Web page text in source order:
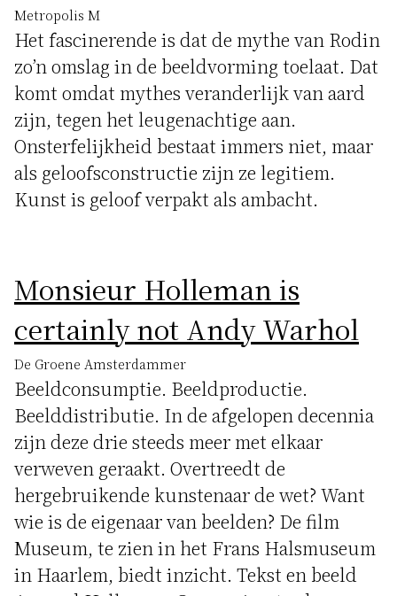
Metropolis M
Het fascinerende is dat de mythe van Rodin
zo’n omslag in de beeldvorming toelaat. Dat
komt omdat mythes veranderlijk van aard
zijn, tegen het leugenachtige aan.
Onsterfelijkheid bestaat immers niet, maar
als geloofsconstructie zijn ze legitiem.
Kunst is geloof verpakt als ambacht.
Monsieur Holleman is
certainly not Andy Warhol
De Groene Amsterdammer
Beeldconsumptie. Beeldproductie.
Beelddistributie. In de afgelopen decennia
zijn deze drie steeds meer met elkaar
verweven geraakt. Overtreedt de
hergebruikende kunstenaar de wet? Want
wie is de eigenaar van beelden? De film
Museum, te zien in het Frans Halsmuseum
in Haarlem, biedt inzicht. Tekst en beeld